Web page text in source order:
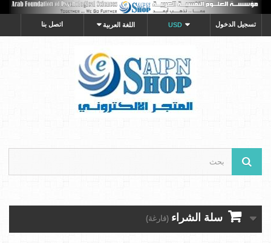
تسجيل الدخول USD اللغة العربية اتصل بنا
سلة الشراء (فارغة)